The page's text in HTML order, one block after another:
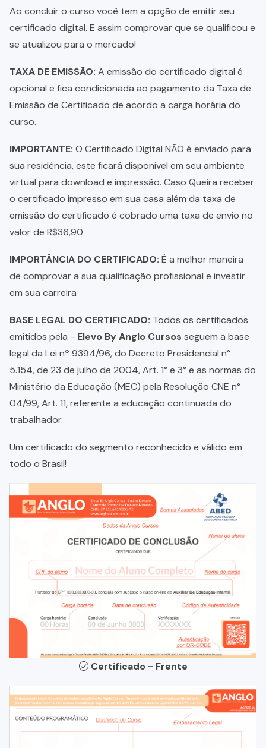
Ao concluir o curso você tem a opção de emitir seu
certificado digital. E assim comprovar que se qualificou e
se atualizou para o mercado!
TAXA DE EMISSÃO: A emissão do certificado digital é
opcional e fica condicionada ao pagamento da Taxa de
Emissão de Certificado de acordo a carga horária do
curso.
IMPORTANTE: O Certificado Digital NÃO é enviado para
sua residência, este ficará disponível em seu ambiente
virtual para download e impressão. Caso Queira receber
o certificado impresso em sua casa além da taxa de
emissão do certificado é cobrado uma taxa de envio no
valor de R$36,90
IMPORTÂNCIA DO CERTIFICADO: É a melhor maneira
de comprovar a sua qualificação profissional e investir
em sua carreira
BASE LEGAL DO CERTIFICADO: Todos os certificados
emitidos pela - Elevo By Anglo Cursos seguem a base
legal da Lei nº 9394/96, do Decreto Presidencial n°
5.154, de 23 de julho de 2004, Art. 1° e 3° e as normas do
Ministério da Educação (MEC) pela Resolução CNE n°
04/99, Art. 11, referente a educação continuada do
trabalhador.
Um certificado do segmento reconhecido e válido em
todo o Brasil!
Certificado - Frente